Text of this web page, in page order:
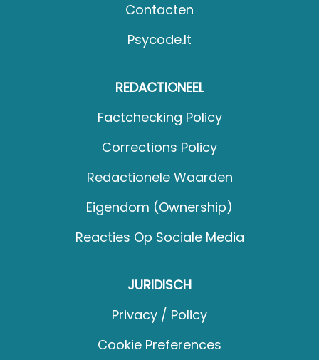
Contacten
Psycode.it
REDACTIONEEL
Factchecking Policy
Corrections Policy
Redactionele Waarden
Eigendom (Ownership)
Reacties Op Sociale Media
JURIDISCH
Privacy / Policy
Cookie Preferences